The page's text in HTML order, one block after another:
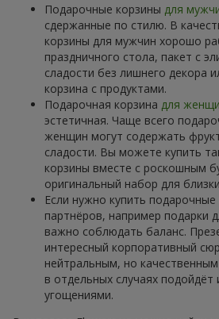
Подарочные корзины для
сдержанные по стилю. В
корзины для мужчин хорошо
праздничного стола, пакет с
сладости без лишнего декора
корзина с продуктами.
Подарочная корзина для
эстетичная. Чаще всего
женщин могут содержать
сладости. Вы можете купить
корзины вместе с роскошным
оригинальный набор для
Если нужно купить
партнёров, например подарки
важно соблюдать баланс.
интересный корпоративный
нейтральным, но
в отдельных случаях подойдёт
угощениями.